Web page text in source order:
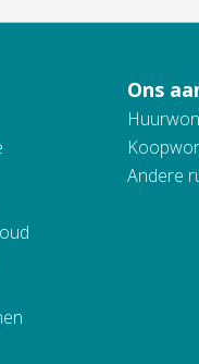
Ons
Andere